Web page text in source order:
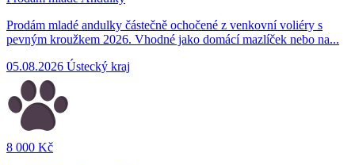
Prodám mladé andulky částečně ochočené z venkovní voliéry s
pevným kroužkem 2026. Vhodné jako domácí mazlíček nebo na...
05.08.2026 Ústecký kraj
8 000 Kč